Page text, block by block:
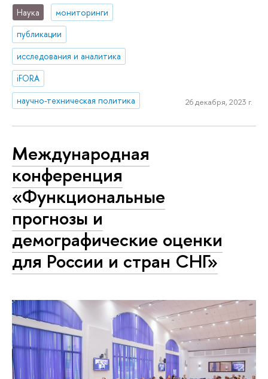
Наука
мониторинги
публикации
исследования и аналитика
iFORA
научно-техническая политика
26 декабря, 2023 г.
Международная
конференция
«Функциональные
прогнозы и
демографические оценки
для России и стран СНГ»